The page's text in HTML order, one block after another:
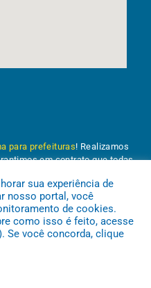
para prefeituras! Realizamos
em contrato que todas
Pública
sua experiência de
nosso portal, você
de cookies.
como isso é feito, acesse
Se você concorda, clique